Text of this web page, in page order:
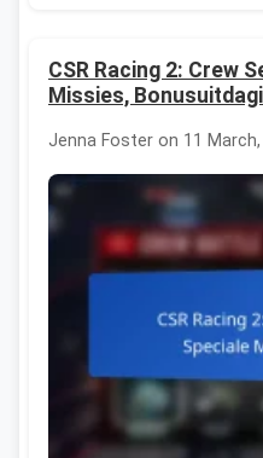
CSR Racing 2: Crew
Missies,
Jenna Foster on 11